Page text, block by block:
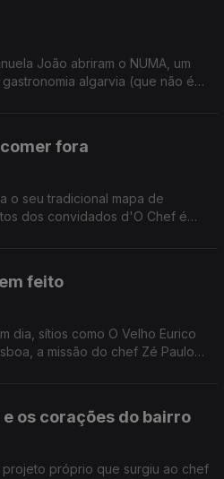
João abriram o NUMA, um
algarvia (que não é
fora
o seu tradicional mapa de
dos convidados d'O Chef é
feito
dia, sítios como O Velho Eurico
a missão do chef Zé Paulo
os corações do bairro
próprio que surgiu ao chef